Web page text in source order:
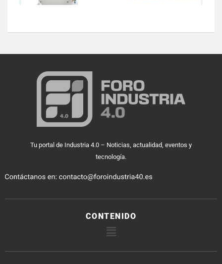
Tu portal de Industria 4.0 – Noticias, actualidad, eventos y
tecnología.
CONTENIDO